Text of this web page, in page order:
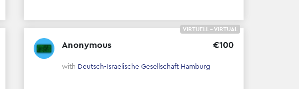
Anonymous €100
with Deutsch-Israelische Gesellschaft Hamburg
VIRTUELL - VIRTUAL